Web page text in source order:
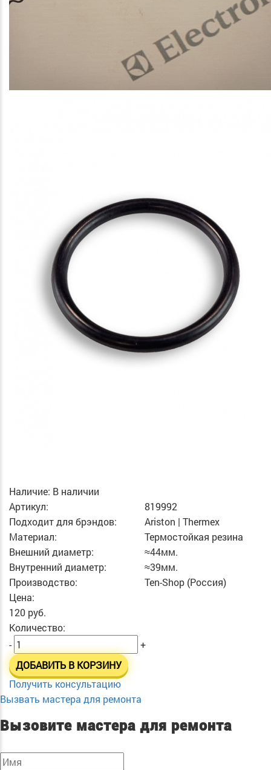
Наличие: В наличии
Артикул:
819992
Подходит для брэндов:
Ariston | Thermex
Материал:
Термостойкая резина
Внешний диаметр:
≈44мм.
Внутренний диаметр:
≈39мм.
Производство:
Ten-Shop (Россия)
Цена:
120 руб.
Количество:
-
+
ДОБАВИТЬ В КОРЗИНУ
Получить консультацию
Вызвать мастера для ремонта
Вызовите мастера для ремонта